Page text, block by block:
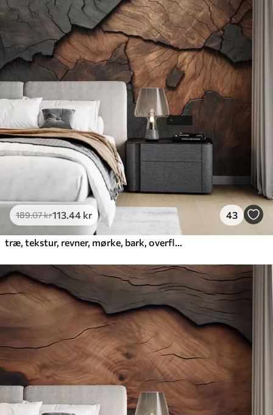
385.83231 .50 kr/m²
Premium
448 .33269.00 kr /m²
Premium vinyl
516 .67310.00
Peel and Stick
kr/m²
189.07kr113 .44 kr 43